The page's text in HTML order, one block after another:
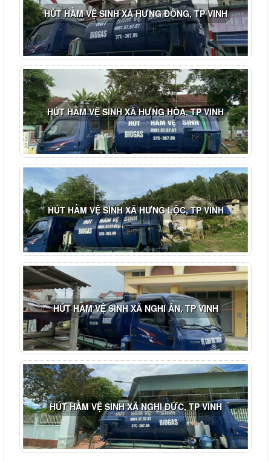
HÚT HẦM VỆ SINH XÃ HƯNG ĐÔNG, TP VINH
HÚT HẦM VỆ SINH XÃ HƯNG HÒA, TP VINH
HÚT HẦM VỆ SINH XÃ HƯNG LỘC, TP VINH
HÚT HẦM VỆ SINH XÃ NGHI ÂN, TP VINH
HÚT HẦM VỆ SINH XÃ NGHI ĐỨC, TP VINH